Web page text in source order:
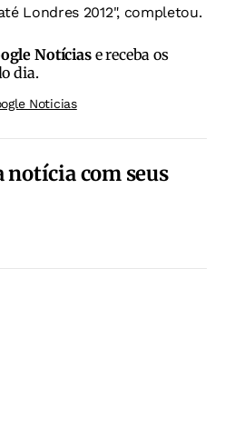
Londres 2012", completou.
Notíciase receba os
dia.
Noticias
notícia com seus